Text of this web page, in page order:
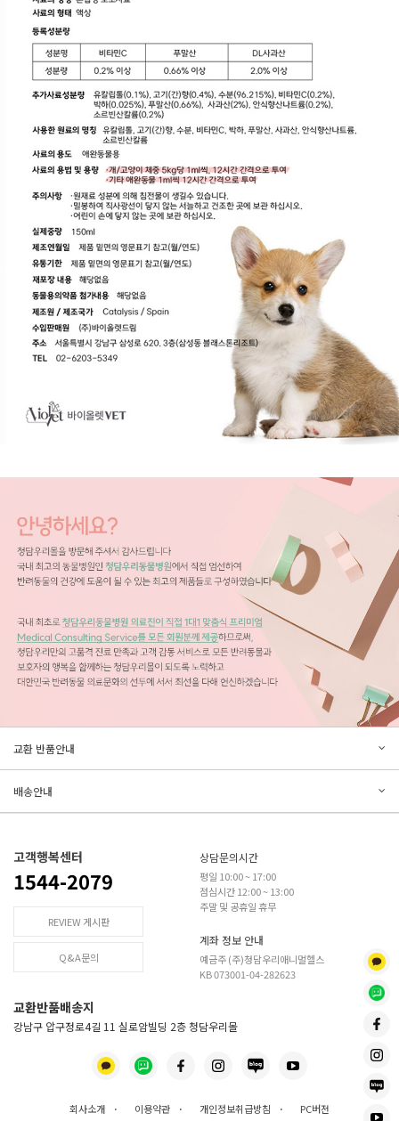
교환 반품안내
배송안내
고객행복센터
1544-2079
REVIEW 게시판
Q&A문의
상담문의시간
평일 10:00 ~ 17:00
점심시간 12:00 ~ 13:00
주말 및 공휴일 휴무
계좌 정보 안내
예금주 (주)청담우리애니멀헬스
KB 073001-04-282623
교환반품배송지
강남구 압구정로4길 11 실로암빌딩 2층 청담우리몰
회사소개 · 이용약관 · 개인정보취급방침 · PC버전